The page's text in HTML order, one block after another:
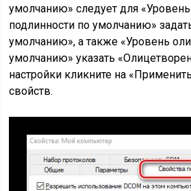
умолчанию» следует для
подлинности по умолчанию»
умолчанию», а также «Уровень
умолчанию» указать
настройки кликните на
свойств.